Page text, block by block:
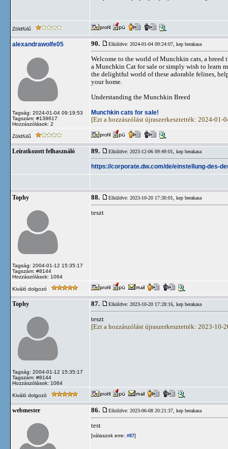
Zöldfülű
alexandrawolfe05
Tagság: 2024-01-04 09:19:53
Tagszám: #139617
Hozzászólások: 2
90. Elküldve: 2024-01-04 09:24:07, kep berakasa
Welcome to the world of Munchkin cats, a breed
a Munchkin Cat for sale or simply wish to learn
the delightful world of these adorable felines,
your home.
Understanding the Munchkin Breed
Munchkin cats for sale!
[Ezt a hozzászólást újraszerkesztették: 2024-01-
Zöldfülű
Leíratkozott felhasználó 89. Elküldve: 2023-12-06 09:49:01, kep berakasa
https://corporate.dw.com/de/einstellung-des-
Tophy
Tagság: 2004-01-12 15:35:17
Tagszám: #8144
Hozzászólások: 1064
88. Elküldve: 2023-10-20 17:30:01, kep berakasa
teszt
Kiváló dolgozó
Tophy
Tagság: 2004-01-12 15:35:17
Tagszám: #8144
Hozzászólások: 1064
87. Elküldve: 2023-10-20 17:28:16, kep berakasa
teszt
[Ezt a hozzászólást újraszerkesztették: 2023-10-
Kiváló dolgozó
webmester 86. Elküldve: 2023-06-08 20:21:37, kep berakasa
test
[válaszok erre: #87]